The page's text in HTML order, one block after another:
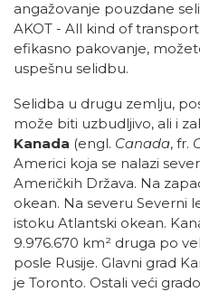
angažovanje pouzdane
AKOT - All kind of
efikasno pakovanje,
uspešnu selidbu.
Selidba u drugu zemlju,
može biti uzbudljivo, ali i
Kanada (engl. Canada, fr.
Americi koja se nalazi
Američkih Država. Na
okean. Na severu Severni
istoku Atlantski okean.
9.976.670 km² druga po
posle Rusije. Glavni grad
je Toronto. Ostali veći